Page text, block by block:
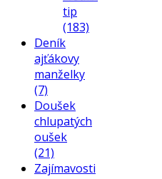
tip
(183)
Deník
ajťákovy
manželky
(7)
Doušek
chlupatých
oušek
(21)
Zajímavosti